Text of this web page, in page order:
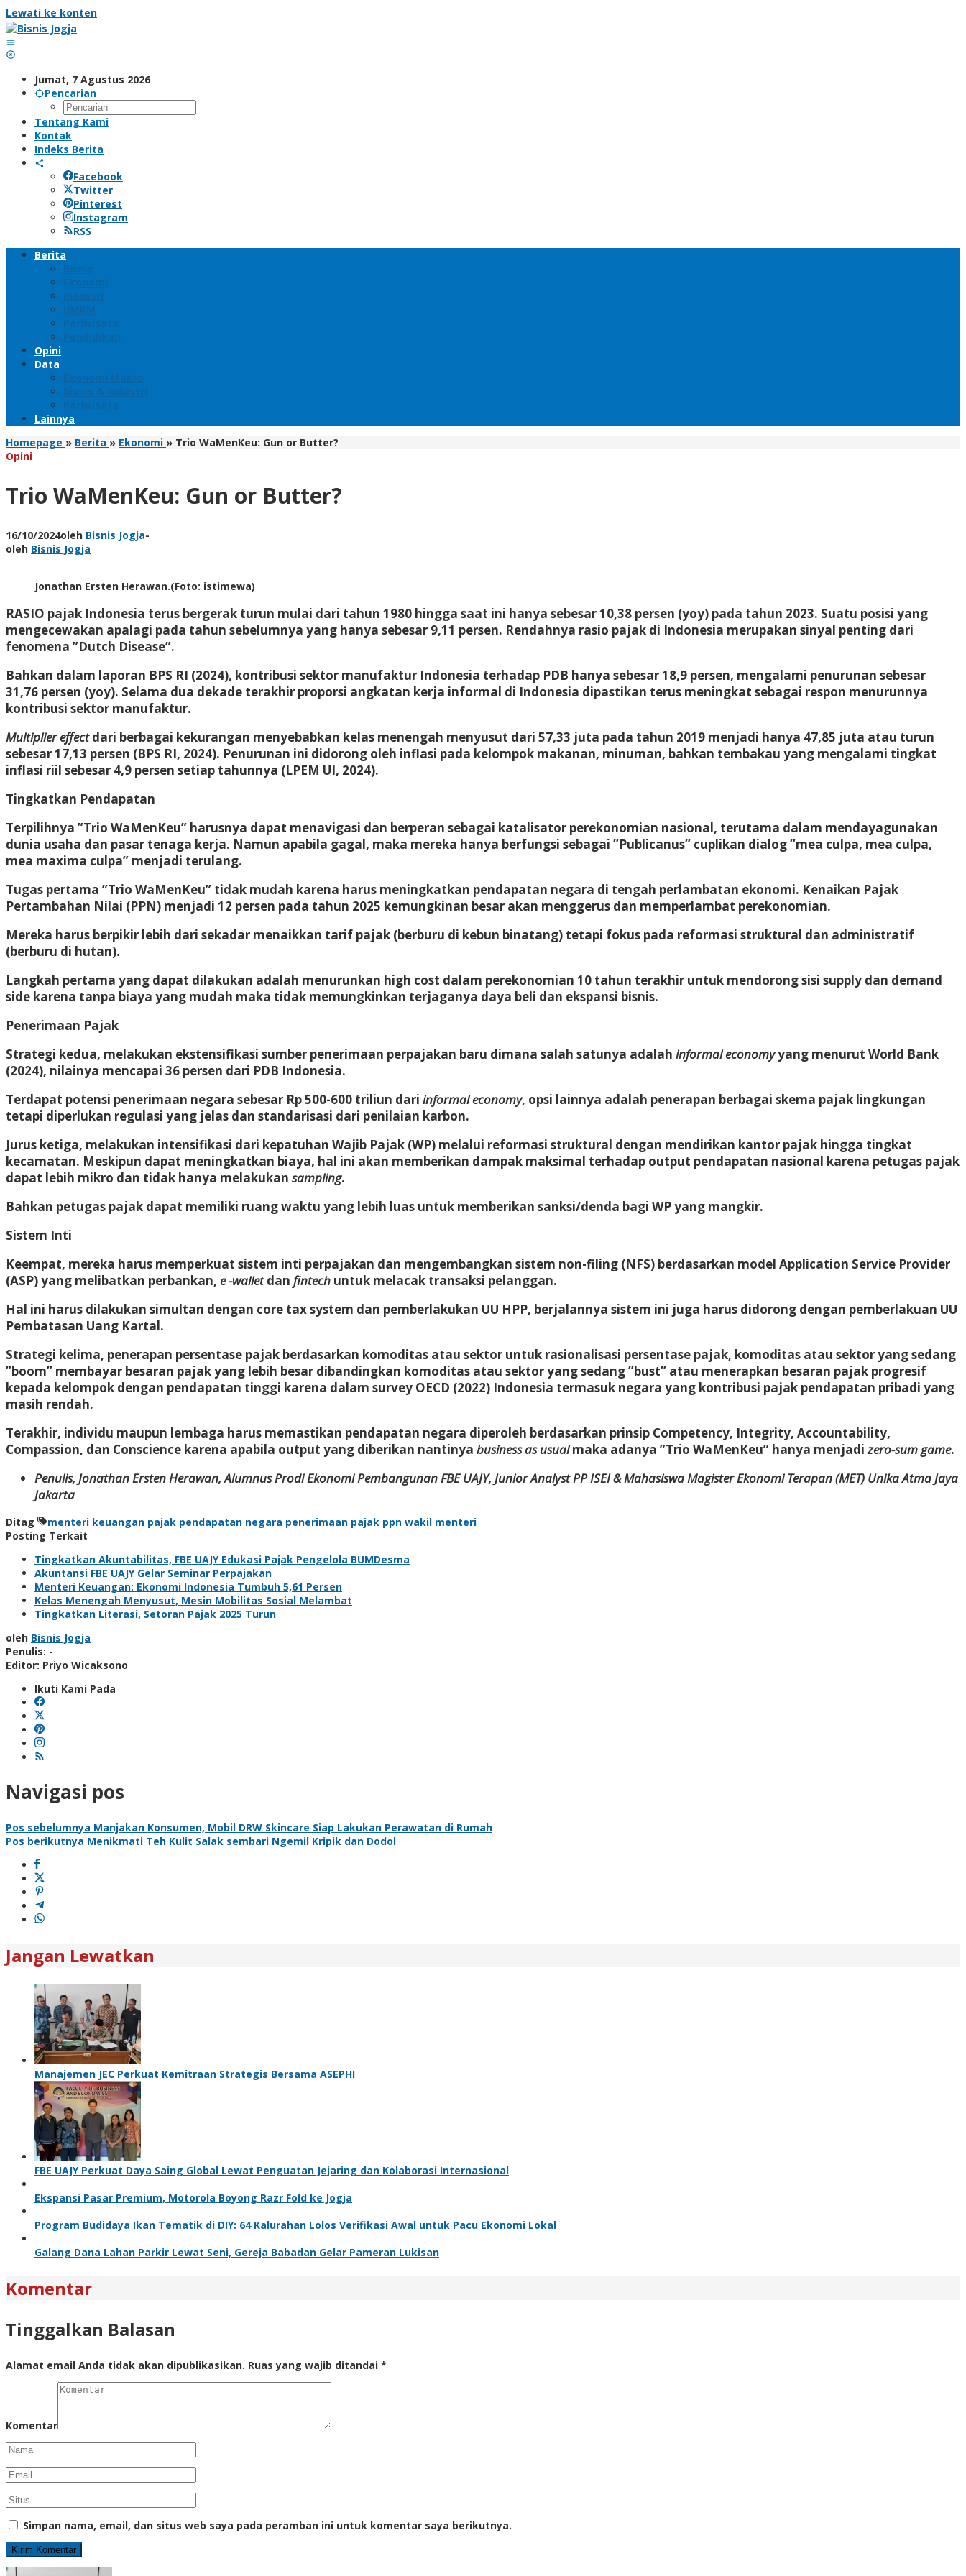
Lewati ke konten
Jumat, 7 Agustus 2026
Pencarian
Tentang Kami
Kontak
Indeks Berita
Facebook
Twitter
Pinterest
Instagram
RSS
Berita
Bisnis
Ekonomi
Industri
UMKM
Pariwisata
Pendidikan
Opini
Data
Ekonomi Makro
Bisnis & Industri
Pariwisata
Lainnya
Homepage » Berita » Ekonomi » Trio WaMenKeu: Gun or Butter?
Opini
Trio WaMenKeu: Gun or Butter?
16/10/2024oleh Bisnis Jogja-
oleh Bisnis Jogja
Jonathan Ersten Herawan.(Foto: istimewa)
RASIO pajak Indonesia terus bergerak turun mulai dari tahun 1980 hingga saat ini hanya sebesar 10,38 persen (yoy) pada tahun 2023. Suatu posisi yang
mengecewakan apalagi pada tahun sebelumnya yang hanya sebesar 9,11 persen. Rendahnya rasio pajak di Indonesia merupakan sinyal penting dari
fenomena ”Dutch Disease”.
Bahkan dalam laporan BPS RI (2024), kontribusi sektor manufaktur Indonesia terhadap PDB hanya sebesar 18,9 persen, mengalami penurunan sebesar
31,76 persen (yoy). Selama dua dekade terakhir proporsi angkatan kerja informal di Indonesia dipastikan terus meningkat sebagai respon menurunnya
kontribusi sektor manufaktur.
Multiplier effectdari berbagai kekurangan menyebabkan kelas menengah menyusut dari 57,33 juta pada tahun 2019 menjadi hanya 47,85 juta atau turun
sebesar 17,13 persen (BPS RI, 2024). Penurunan ini didorong oleh inflasi pada kelompok makanan, minuman, bahkan tembakau yang mengalami tingkat
inflasi riil sebesar 4,9 persen setiap tahunnya (LPEM UI, 2024).
Tingkatkan Pendapatan
Terpilihnya ”Trio WaMenKeu” harusnya dapat menavigasi dan berperan sebagai katalisator perekonomian nasional, terutama dalam mendayagunakan
dunia usaha dan pasar tenaga kerja. Namun apabila gagal, maka mereka hanya berfungsi sebagai ”Publicanus” cuplikan dialog ”mea culpa, mea culpa,
mea maxima culpa” menjadi terulang.
Tugas pertama ”Trio WaMenKeu” tidak mudah karena harus meningkatkan pendapatan negara di tengah perlambatan ekonomi. Kenaikan Pajak
Pertambahan Nilai (PPN) menjadi 12 persen pada tahun 2025 kemungkinan besar akan menggerus dan memperlambat perekonomian.
Mereka harus berpikir lebih dari sekadar menaikkan tarif pajak (berburu di kebun binatang) tetapi fokus pada reformasi struktural dan administratif
(berburu di hutan).
Langkah pertama yang dapat dilakukan adalah menurunkan high cost dalam perekonomian 10 tahun terakhir untuk mendorong sisi supply dan demand
side karena tanpa biaya yang mudah maka tidak memungkinkan terjaganya daya beli dan ekspansi bisnis.
Penerimaan Pajak
Strategi kedua, melakukan ekstensifikasi sumber penerimaan perpajakan baru dimana salah satunya adalah informal economyyang menurut World Bank
(2024), nilainya mencapai 36 persen dari PDB Indonesia.
Terdapat potensi penerimaan negara sebesar Rp 500-600 triliun dari informal economy, opsi lainnya adalah penerapan berbagai skema pajak lingkungan
tetapi diperlukan regulasi yang jelas dan standarisasi dari penilaian karbon.
Jurus ketiga, melakukan intensifikasi dari kepatuhan Wajib Pajak (WP) melalui reformasi struktural dengan mendirikan kantor pajak hingga tingkat
kecamatan. Meskipun dapat meningkatkan biaya, hal ini akan memberikan dampak maksimal terhadap output pendapatan nasional karena petugas pajak
dapat lebih mikro dan tidak hanya melakukan sampling.
Bahkan petugas pajak dapat memiliki ruang waktu yang lebih luas untuk memberikan sanksi/denda bagi WP yang mangkir.
Sistem Inti
Keempat, mereka harus memperkuat sistem inti perpajakan dan mengembangkan sistem non-filing (NFS) berdasarkan model Application Service Provider
(ASP) yang melibatkan perbankan, e -walletdan fintech untuk melacak transaksi pelanggan.
Hal ini harus dilakukan simultan dengan core tax system dan pemberlakukan UU HPP, berjalannya sistem ini juga harus didorong dengan pemberlakuan UU
Pembatasan Uang Kartal.
Strategi kelima, penerapan persentase pajak berdasarkan komoditas atau sektor untuk rasionalisasi persentase pajak, komoditas atau sektor yang sedang
”boom” membayar besaran pajak yang lebih besar dibandingkan komoditas atau sektor yang sedang ”bust” atau menerapkan besaran pajak progresif
kepada kelompok dengan pendapatan tinggi karena dalam survey OECD (2022) Indonesia termasuk negara yang kontribusi pajak pendapatan pribadi yang
masih rendah.
Terakhir, individu maupun lembaga harus memastikan pendapatan negara diperoleh berdasarkan prinsip Competency, Integrity, Accountability,
Compassion, dan Conscience karena apabila output yang diberikan nantinya business as usualmaka adanya ”Trio WaMenKeu” hanya menjadizero-sum game.
Penulis, Jonathan Ersten Herawan, Alumnus Prodi Ekonomi Pembangunan FBE UAJY, Junior Analyst PP ISEI & Mahasiswa Magister Ekonomi Terapan (MET) Unika Atma Jaya
Jakarta
Ditag menteri keuangan pajak pendapatan negara penerimaan pajak ppn wakil menteri
Posting Terkait
Tingkatkan Akuntabilitas, FBE UAJY Edukasi Pajak Pengelola BUMDesma
Akuntansi FBE UAJY Gelar Seminar Perpajakan
Menteri Keuangan: Ekonomi Indonesia Tumbuh 5,61 Persen
Kelas Menengah Menyusut, Mesin Mobilitas Sosial Melambat
Tingkatkan Literasi, Setoran Pajak 2025 Turun
oleh Bisnis Jogja
Penulis: -
Editor: Priyo Wicaksono
Ikuti Kami Pada
Navigasi pos
Pos sebelumnya Manjakan Konsumen, Mobil DRW Skincare Siap Lakukan Perawatan di Rumah
Pos berikutnya Menikmati Teh Kulit Salak sembari Ngemil Kripik dan Dodol
Jangan Lewatkan
Manajemen JEC Perkuat Kemitraan Strategis Bersama ASEPHI
FBE UAJY Perkuat Daya Saing Global Lewat Penguatan Jejaring dan Kolaborasi Internasional
Ekspansi Pasar Premium, Motorola Boyong Razr Fold ke Jogja
Program Budidaya Ikan Tematik di DIY: 64 Kalurahan Lolos Verifikasi Awal untuk Pacu Ekonomi Lokal
Galang Dana Lahan Parkir Lewat Seni, Gereja Babadan Gelar Pameran Lukisan
Komentar
Tinggalkan Balasan
Alamat email Anda tidak akan dipublikasikan. Ruas yang wajib ditandai *
Komentar
Simpan nama, email, dan situs web saya pada peramban ini untuk komentar saya berikutnya.